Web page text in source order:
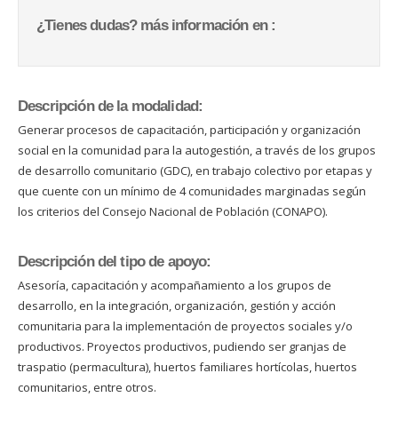
¿Tienes dudas? más información en :
Descripción de la modalidad:
Generar procesos de capacitación, participación y organización
social en la comunidad para la autogestión, a través de los grupos
de desarrollo comunitario (GDC), en trabajo colectivo por etapas y
que cuente con un mínimo de 4 comunidades marginadas según
los criterios del Consejo Nacional de Población (CONAPO).
Descripción del tipo de apoyo:
Asesoría, capacitación y acompañamiento a los grupos de
desarrollo, en la integración, organización, gestión y acción
comunitaria para la implementación de proyectos sociales y/o
productivos. Proyectos productivos, pudiendo ser granjas de
traspatio (permacultura), huertos familiares hortícolas, huertos
comunitarios, entre otros.